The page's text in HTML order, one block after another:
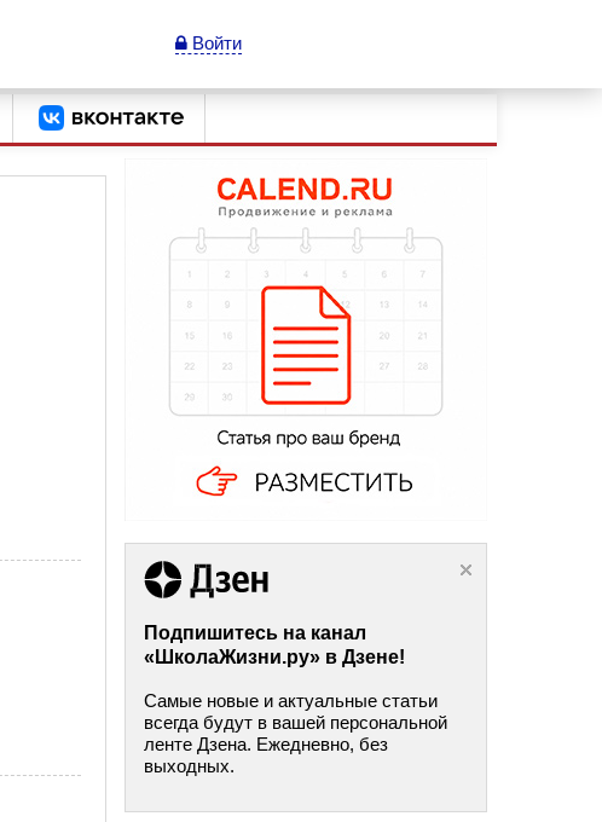
Войти
Подпишитесь на канал
«ШколаЖизни.ру» в Дзене!
Самые новые и актуальные статьи
всегда будут в вашей персональной
ленте Дзена. Ежедневно, без
выходных.